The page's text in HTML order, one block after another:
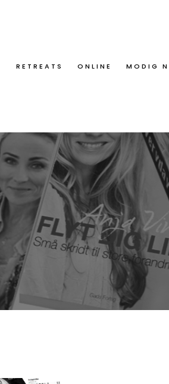
RETREATS ONLINE MODIG